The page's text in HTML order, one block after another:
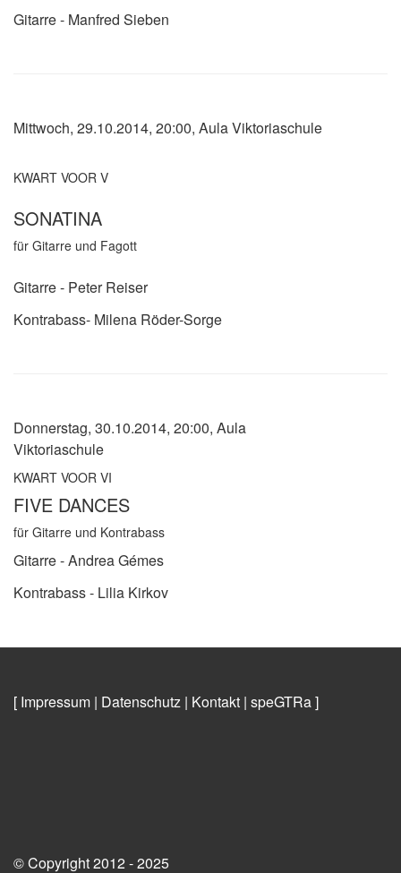
Gitarre - Manfred Sieben
Mittwoch, 29.10.2014, 20:00, Aula Viktoriaschule
KWART VOOR V
SONATINA
für Gitarre und Fagott
Gitarre - Peter Reiser
Kontrabass- Milena Röder-Sorge
Donnerstag, 30.10.2014, 20:00, Aula
Viktoriaschule
KWART VOOR VI
FIVE DANCES
für Gitarre und Kontrabass
Gitarre - Andrea Gémes
Kontrabass - Lilia Kirkov
[ Impressum | Datenschutz | Kontakt | speGTRa]
© Copyright 2012 - 2025